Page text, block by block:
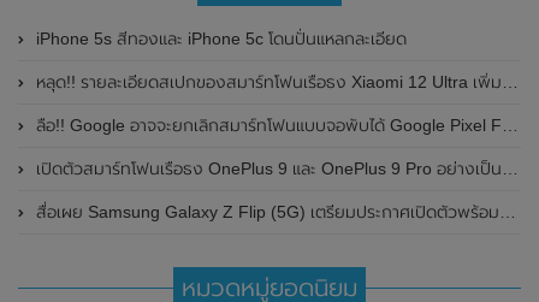
iPhone 5s สีทองและ iPhone 5c โดนปั่นแหลกละเอียด
หลุด!! รายละเอียดสเปกของสมาร์ทโฟนเรือธง Xiaomi 12 Ultra เพิ่มเติม , ชิปเซ็ต Snapdragon 8 Gen 1+ และรองรับการชาร์จไว 120W
ลือ!! Google อาจจะยกเลิกสมาร์ทโฟนแบบจอพับได้ Google Pixel Fold ออกไปก่อน
เปิดตัวสมาร์ทโฟนเรือธง OnePlus 9 และ OnePlus 9 Pro อย่างเป็นทางการมาพร้อมจอแสดงผล 120Hz , กล้อง Hasselblad และชิปเซ็ต Snapdragon 888
สื่อเผย Samsung Galaxy Z Flip (5G) เตรียมประกาศเปิดตัวพร้อมกับ Galaxy Note 20 Series ในวันที่ 5 สิงหาคม 2020 นี้
หมวดหมู่ยอดนิยม